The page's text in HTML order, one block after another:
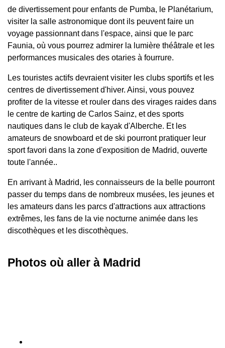
de divertissement pour enfants de Pumba, le Planétarium,
visiter la salle astronomique dont ils peuvent faire un
voyage passionnant dans l'espace, ainsi que le parc
Faunia, où vous pourrez admirer la lumière théâtrale et les
performances musicales des otaries à fourrure.
Les touristes actifs devraient visiter les clubs sportifs et les
centres de divertissement d'hiver. Ainsi, vous pouvez
profiter de la vitesse et rouler dans des virages raides dans
le centre de karting de Carlos Sainz, et des sports
nautiques dans le club de kayak d'Alberche. Et les
amateurs de snowboard et de ski pourront pratiquer leur
sport favori dans la zone d'exposition de Madrid, ouverte
toute l'année..
En arrivant à Madrid, les connaisseurs de la belle pourront
passer du temps dans de nombreux musées, les jeunes et
les amateurs dans les parcs d'attractions aux attractions
extrêmes, les fans de la vie nocturne animée dans les
discothèques et les discothèques.
Photos où aller à Madrid